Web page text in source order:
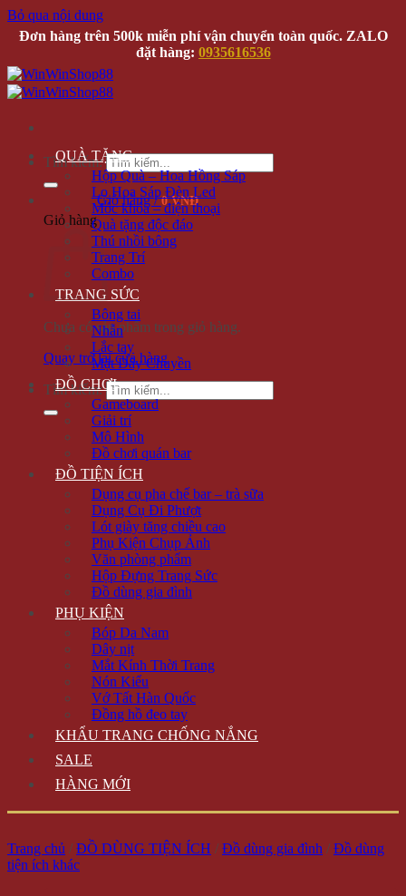
Bỏ qua nội dung
Đơn hàng trên 500k miễn phí vận chuyển toàn quốc. ZALO
đặt hàng: 0935616536
Tìm kiếm:
Giỏ hàng /0 VNĐ
Giỏ hàng
Chưa có sản phẩm trong giỏ hàng.
Quay trở lại cửa hàng
Tìm kiếm:
QUÀ TẶNG
Hộp Quà – Hoa Hồng Sáp
Lọ Hoa Sáp Đèn Led
Móc khóa – điện thoại
Quà tặng độc đáo
Thú nhồi bông
Trang Trí
Combo
TRANG SỨC
Bông tai
Nhẫn
Lắc tay
Mặt Dây Chuyền
ĐỒ CHƠI
Gameboard
Giải trí
Mô Hình
Đồ chơi quán bar
ĐỒ TIỆN ÍCH
Dụng cụ pha chế bar – trà sữa
Dụng Cụ Đi Phượt
Lót giày tăng chiều cao
Phụ Kiện Chụp Ảnh
Văn phòng phẩm
Hộp Đựng Trang Sức
Đồ dùng gia đình
PHỤ KIỆN
Bóp Da Nam
Dây nịt
Mắt Kính Thời Trang
Nón Kiểu
Vớ Tất Hàn Quốc
Đồng hồ đeo tay
KHẨU TRANG CHỐNG NẮNG
SALE
HÀNG MỚI
Trang chủ / ĐỒ DÙNG TIỆN ÍCH / Đồ dùng gia đình / Đồ dùng
tiện ích khác